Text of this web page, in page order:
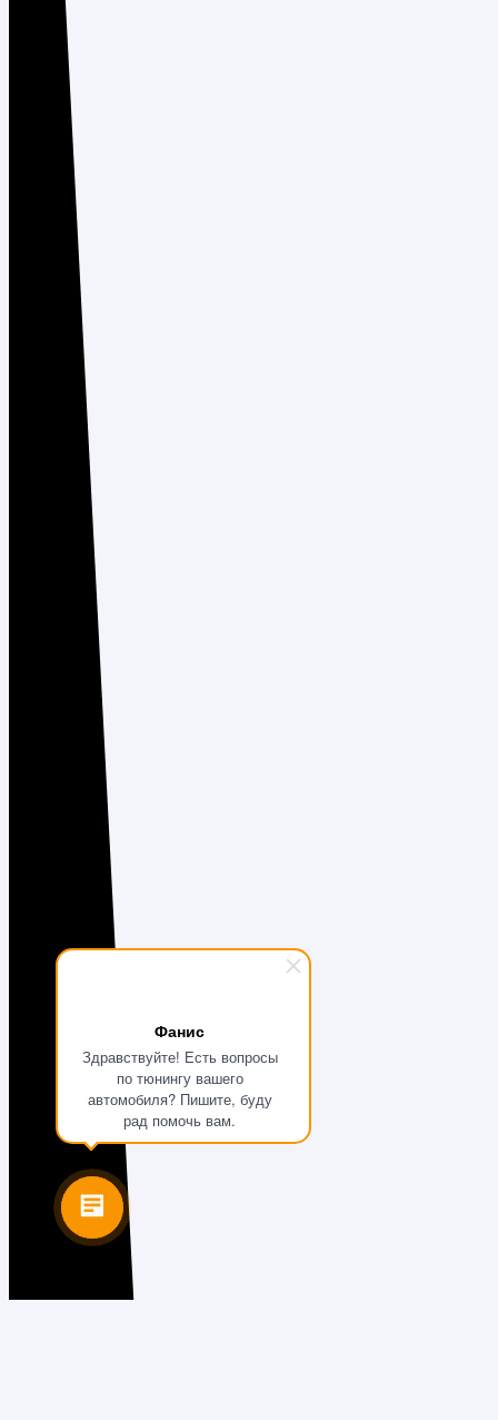
Фанис
Здравствуйте! Есть вопросы
по тюнингу вашего
автомобиля? Пишите, буду
рад помочь вам.